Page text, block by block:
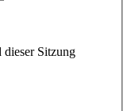
dieser Sitzung